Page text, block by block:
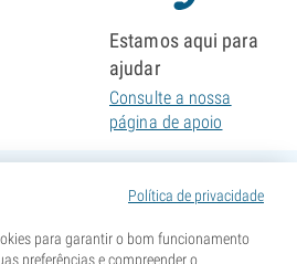
Política de privacidade
para garantir o bom funcionamento
preferências e compreender o
Estamos aqui para
ajudar
Consulte a nossa
página de apoio